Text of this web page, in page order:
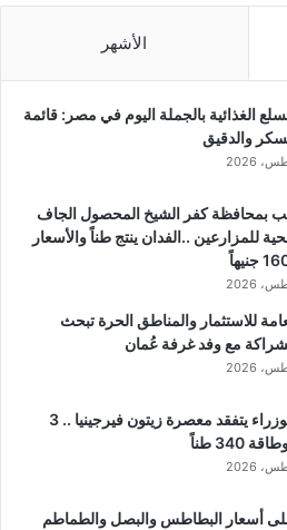
الأشهر
الغذائية بالجملة اليوم في مصر: قائمة
والدقيق
بمحافظة كفر الشيخ المحصول الجاف
للمزارعين ..الفدان ينتج طناً والأسعار
للاستثمار والمناطق الحرة تبحث
مع وفد غرفة عُمان
رئيس الوزراء يتفقد معصرة زيتون فيرجينيا .. 3
340 طناً
أسعار البطاطس والبصل والطماطم